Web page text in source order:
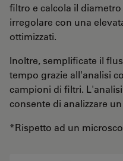
filtro e calcola il
irregolare con una
ottimizzati.
Inoltre, semplificate il
tempo grazie all'analisi
campioni di filtri.
consente di analizzare
*Rispetto ad un